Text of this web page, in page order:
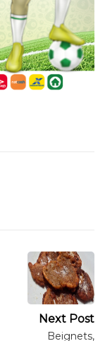
Next Post
Beignets,